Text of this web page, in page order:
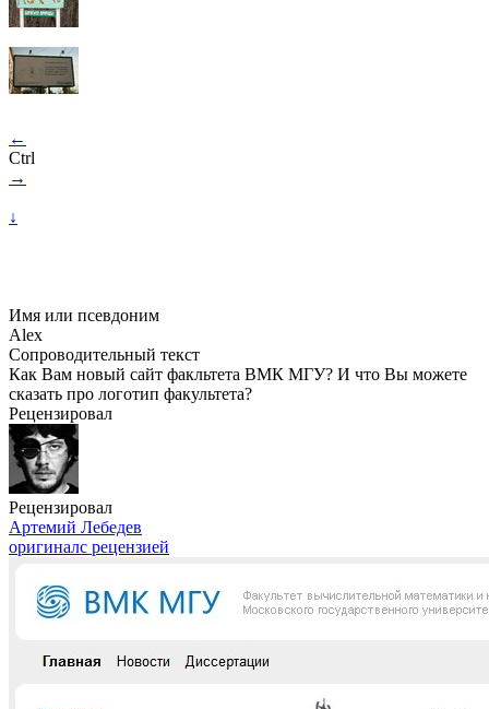
←
Ctrl
→
↓
Имя или псевдоним
Alex
Сопроводительный текст
Как Вам новый сайт факльтета ВМК МГУ? И что Вы можете
сказать про логотип факультета?
Рецензировал
Рецензировал
Артемий Лебедев
оригиналс рецензией